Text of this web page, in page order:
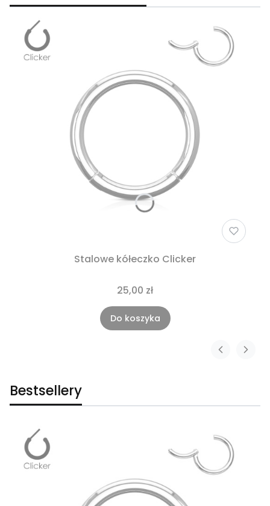
Stalowe kółeczko Clicker
25,00 zł
Do koszyka
Bestsellery